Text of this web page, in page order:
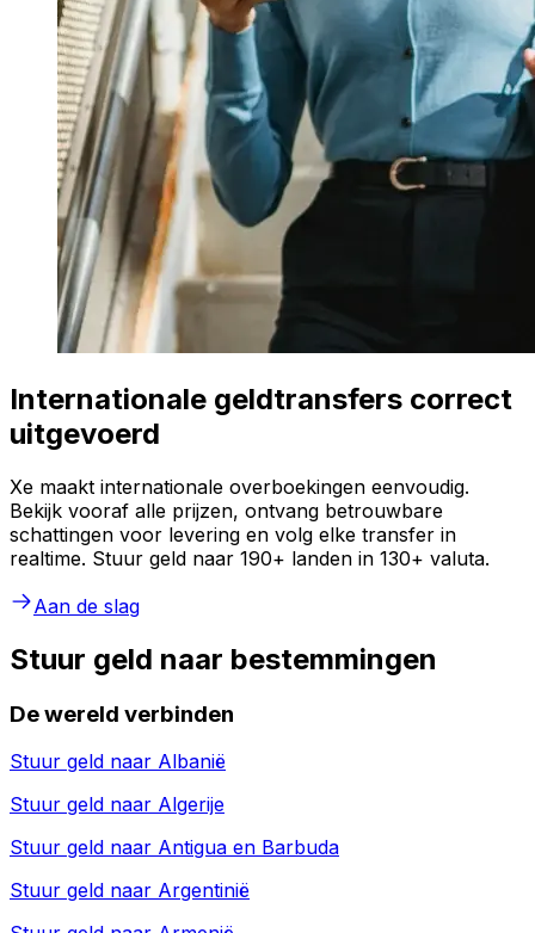
Internationale geldtransfers correct
uitgevoerd
Xe maakt internationale overboekingen eenvoudig.
Bekijk vooraf alle prijzen, ontvang betrouwbare
schattingen voor levering en volg elke transfer in
realtime. Stuur geld naar 190+ landen in 130+ valuta.
Aan de slag
Stuur geld naar bestemmingen
De wereld verbinden
Stuur geld naar Albanië
Stuur geld naar Algerije
Stuur geld naar Antigua en Barbuda
Stuur geld naar Argentinië